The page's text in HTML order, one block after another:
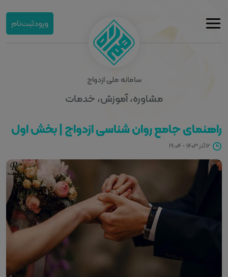
ورودثبت‌نام
سامانه ملی ازدواج
مشاوره، آموزش، خدمات
راهنمای جامع روان‌ شناسی ازدواج | بخش اول
۱۲ آذر ۱۴۰۳ - ۱۹:۰۴